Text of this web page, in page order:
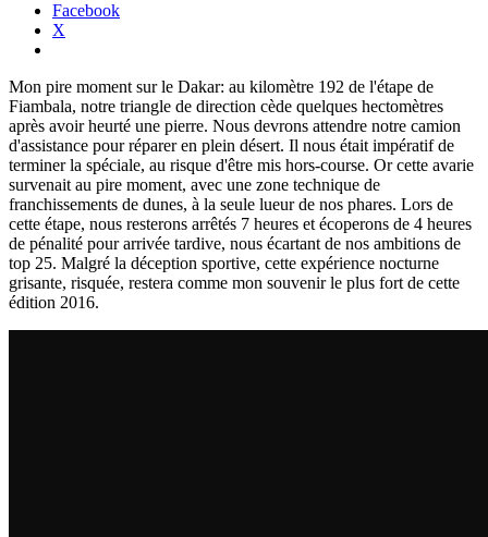
Facebook
X
Mon pire moment sur le Dakar: au kilomètre 192 de l'étape de
Fiambala, notre triangle de direction cède quelques hectomètres
après avoir heurté une pierre. Nous devrons attendre notre camion
d'assistance pour réparer en plein désert. Il nous était impératif de
terminer la spéciale, au risque d'être mis hors-course. Or cette avarie
survenait au pire moment, avec une zone technique de
franchissements de dunes, à la seule lueur de nos phares. Lors de
cette étape, nous resterons arrêtés 7 heures et écoperons de 4 heures
de pénalité pour arrivée tardive, nous écartant de nos ambitions de
top 25. Malgré la déception sportive, cette expérience nocturne
grisante, risquée, restera comme mon souvenir le plus fort de cette
édition 2016.